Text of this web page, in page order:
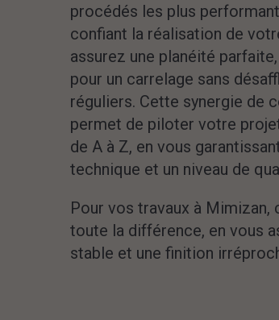
procédés les plus
confiant la réalisation de
assurez une planéité
pour un carrelage sans
réguliers. Cette synergie de
permet de piloter votre
de A à Z, en vous
technique et un niveau de
Pour vos travaux à
toute la différence, en vous
stable et une finition